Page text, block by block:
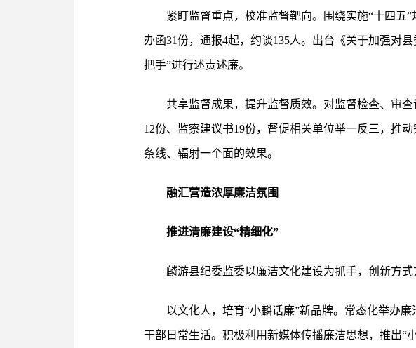
紧盯监督重点，校准监督靶向。围绕实施“十四五
办函31份，通报4起，约谈135人。出台《关于加强对
把手”进行述责述廉。
共享监督成果，提升监督质效。对监督检查、审
12份、监察建议书19份，督促相关单位举一反三，推
条线、辐射一个面的效果。
融汇营造浓厚廉洁氛围
推进清廉建设“精细化”
麟游县纪委监委以廉洁文化建设为抓手，创新方
以文化人，培育“小麟话廉”新品牌。常态化举办
干部日常生活。积极利用新媒体传播廉洁思想，推出“